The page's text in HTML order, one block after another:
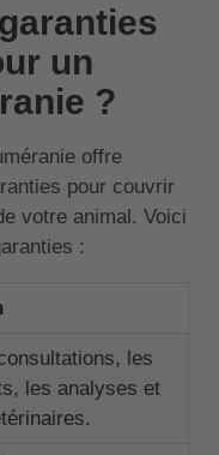
un
?
offre
pour couvrir
votre animal. Voici
:
les
les analyses et